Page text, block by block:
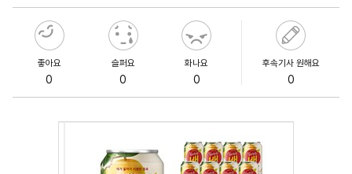
좋아요
0
슬퍼요
0
화나요
0
후속기사 원해요
0